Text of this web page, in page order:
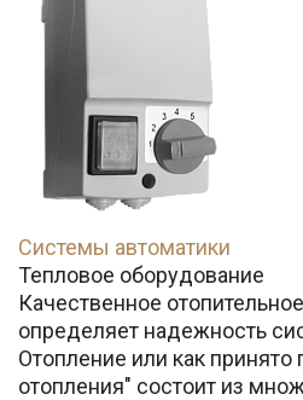
Системы автоматики
Тепловое оборудование
Качественное
определяет надежность
Отопление или как принято
отопления" состоит из